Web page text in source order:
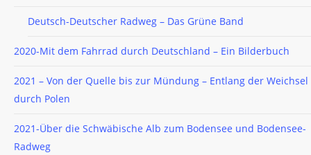
Deutsch-Deutscher Radweg – Das Grüne Band
2020-Mit dem Fahrrad durch Deutschland – Ein Bilderbuch
2021 – Von der Quelle bis zur Mündung – Entlang der Weichsel
durch Polen
2021-Über die Schwäbische Alb zum Bodensee und Bodensee-
Radweg